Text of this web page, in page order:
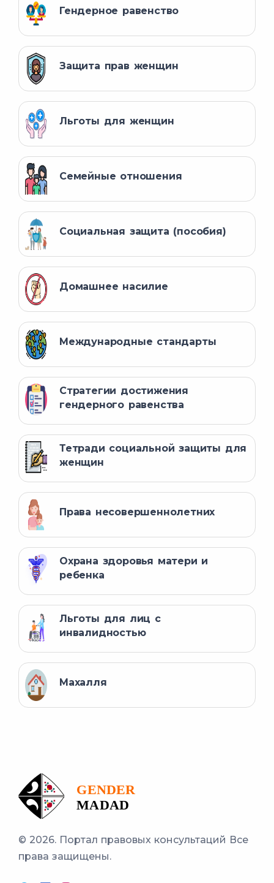
Гендерное равенство
Защита прав женщин
Льготы для женщин
Семейные отношения
Социальная защита (пособия)
Домашнее насилие
Международные стандарты
Стратегии достижения
гендерного равенства
Тетради социальной защиты для
женщин
Права несовершеннолетних
Охрана здоровья матери и
ребенка
Льготы для лиц с
инвалидностью
Махалля
© 2026. Портал правовых консультаций Все
права защищены.